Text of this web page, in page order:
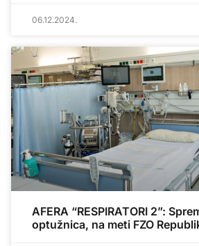
06.12.2024.
AFERA “RESPIRATORI 2”:
optužnica, na meti FZO